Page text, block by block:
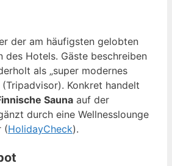
der am häufigsten gelobten
des Hotels. Gäste beschreiben
als „super modernes
(Tripadvisor). Konkret handelt
Sauna auf der
durch eine Wellnesslounge
(HolidayCheck).